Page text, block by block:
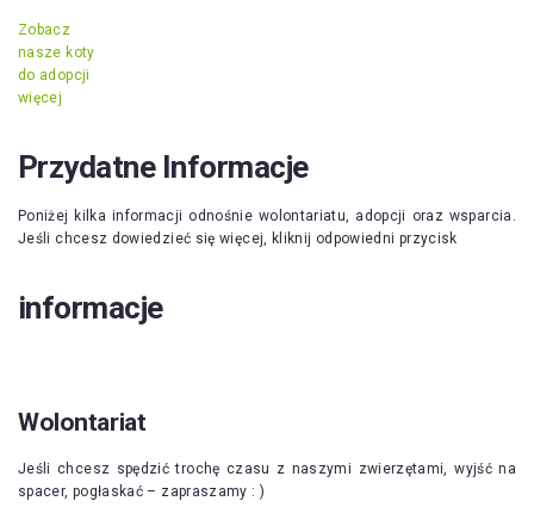
Zobacz
nasze koty
do adopcji
więcej
Przydatne Informacje
Poniżej kilka informacji odnośnie wolontariatu, adopcji oraz wsparcia.
Jeśli chcesz dowiedzieć się więcej, kliknij odpowiedni przycisk
informacje
Wolontariat
Jeśli chcesz spędzić trochę czasu z naszymi zwierzętami, wyjść na
spacer, pogłaskać – zapraszamy : )